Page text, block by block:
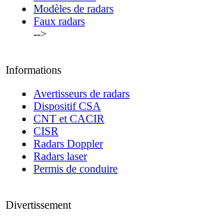
Modèles de radars
Faux radars
-->
Informations
Avertisseurs de radars
Dispositif CSA
CNT et CACIR
CISR
Radars Doppler
Radars laser
Permis de conduire
Divertissement